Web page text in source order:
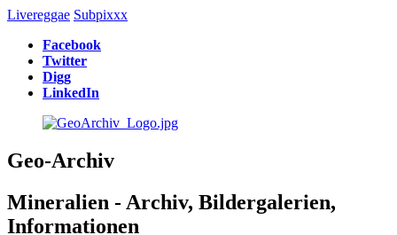
Livereggae Subpixxx
Facebook
Twitter
Digg
LinkedIn
Geo-Archiv
Mineralien - Archiv, Bildergalerien,
Informationen